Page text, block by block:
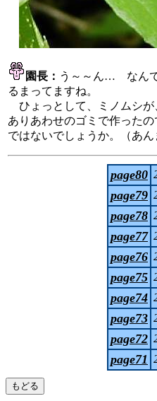
園長： う～～ん… なんで
るまってますね。
ひょっとして、ミノムシが
ありあわせのゴミで作った
ではないでしょうか。（あん
page80
page79
page78
page77
page76
page75
page74
page73
page72
page71